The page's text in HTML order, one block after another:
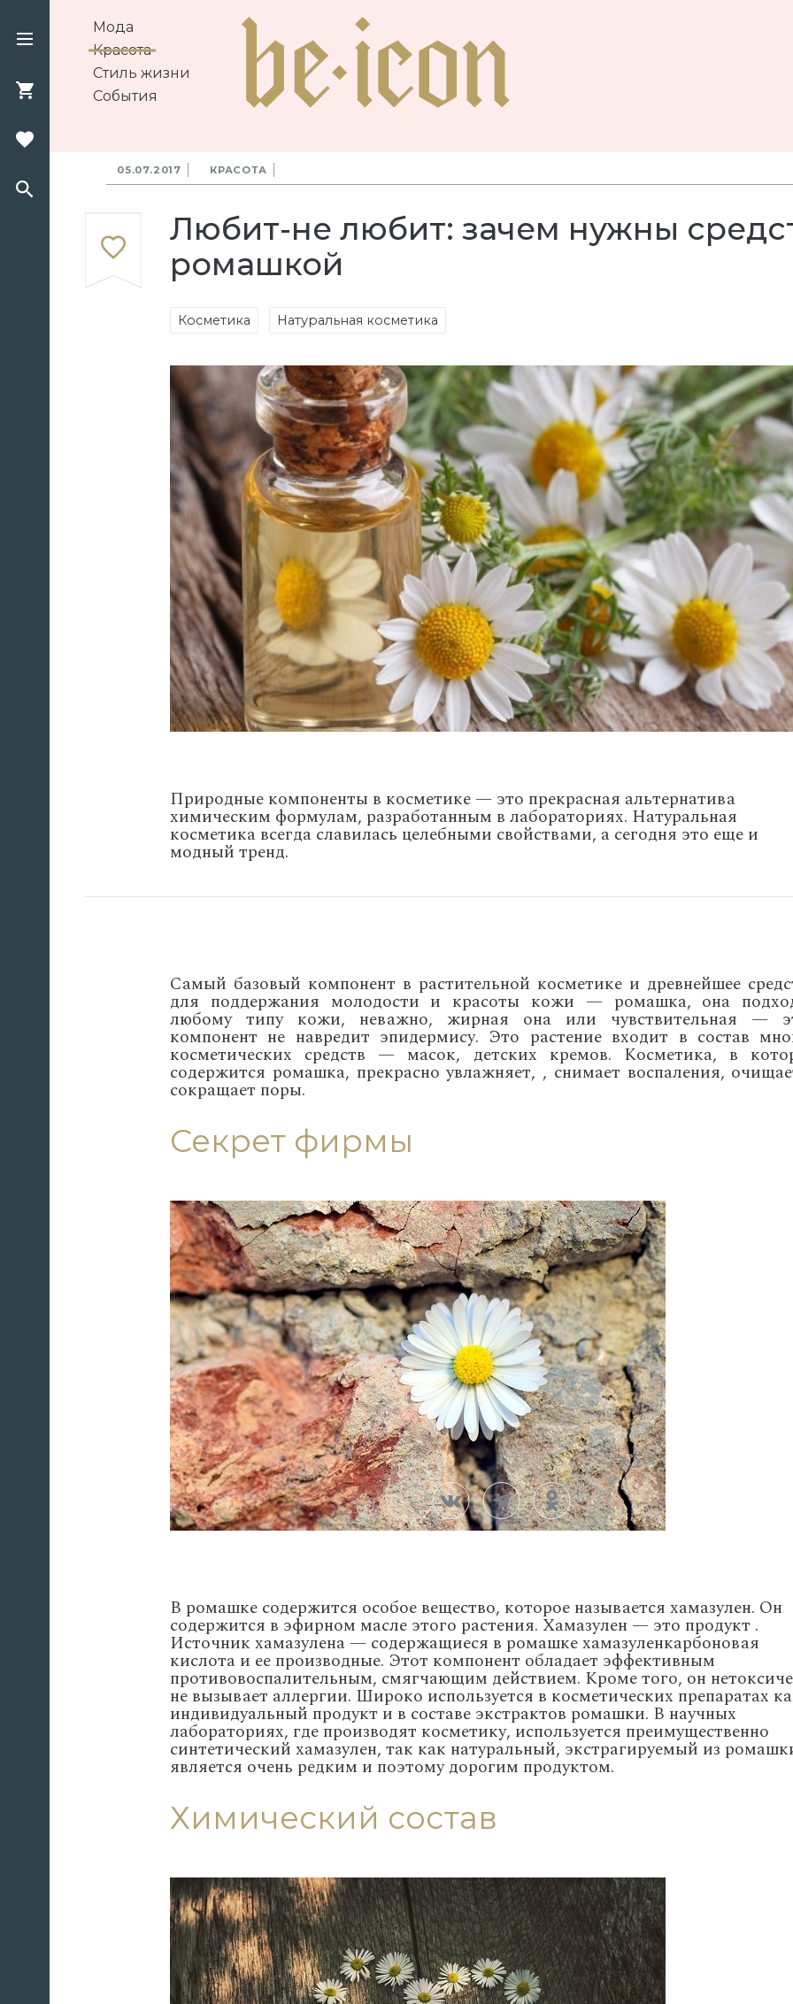
Мода
Красота
Стиль жизни
События
05.07.2017 КРАСОТА
Любит-не любит: зачем нужны
ромашкой
Косметика Натуральная косметика
Природные компоненты в косметике — это прекрасная альтернатива
химическим формулам, разработанным в лабораториях. Натуральная
косметика всегда славилась целебными свойствами, а сегодня это еще и
модный тренд.
Самый базовый компонент в растительной косметике и древнейшее
для поддержания молодости и красоты кожи — ромашка, она
любому типу кожи, неважно, жирная она или чувствительная —
компонент не навредит эпидермису. Это растение входит в состав
косметических средств — масок, детских кремов. Косметика, в
содержится ромашка, прекрасно увлажняет, , снимает воспаления,
сокращает поры.
Секрет фирмы
В ромашке содержится особое вещество, которое называется хамазулен. Он
содержится в эфирном масле этого растения. Хамазулен — это продукт .
Источник хамазулена — содержащиеся в ромашке хамазуленкарбоновая
кислота и ее производные. Этот компонент обладает эффективным
противовоспалительным, смягчающим действием. Кроме того, он
не вызывает аллергии. Широко используется в косметических препаратах
индивидуальный продукт и в составе экстрактов ромашки. В научных
лабораториях, где производят косметику, используется преимущественно
синтетический хамазулен, так как натуральный, экстрагируемый из
является очень редким и поэтому дорогим продуктом.
Химический состав